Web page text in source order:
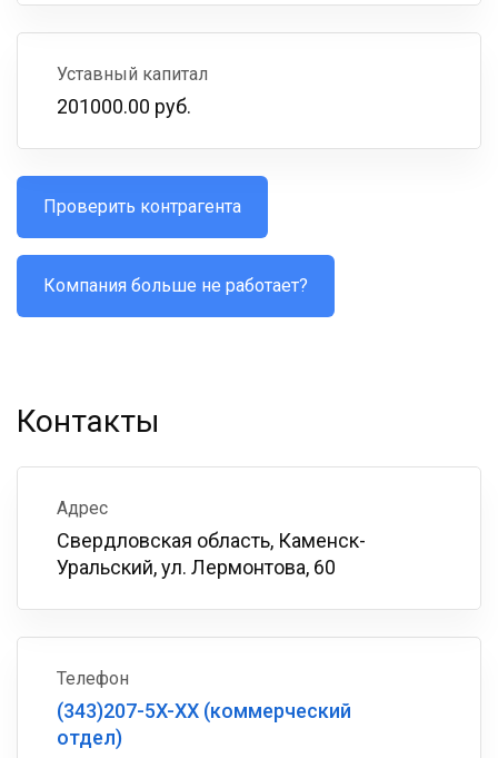
Уставный капитал
201000.00 руб.
Проверить контрагента
Компания больше не работает?
Контакты
Адрес
Свердловская область, Каменск-
Уральский, ул. Лермонтова, 60
Телефон
(343)207-5X-XX (коммерческий
отдел)